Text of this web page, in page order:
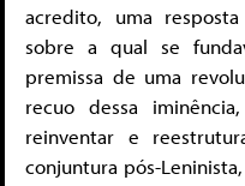
acredito, uma
sobre a qual se
premissa de uma
recuo dessa
reinventar e
conjuntura pós-